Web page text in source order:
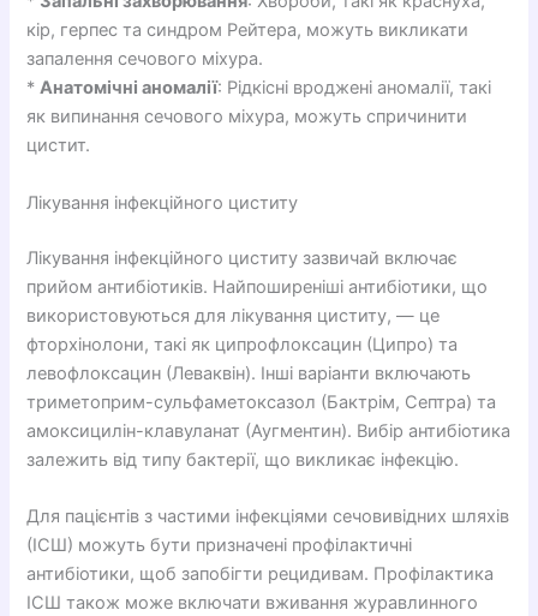
кір, герпес та синдром Рейтера, можуть викликати
запалення сечового міхура.
*Анатомічні аномалії: Рідкісні вроджені аномалії, такі
як випинання сечового міхура, можуть спричинити
цистит.
Лікування інфекційного циститу
Лікування інфекційного циститу зазвичай включає
прийом антибіотиків. Найпоширеніші антибіотики, що
використовуються для лікування циститу, — це
фторхінолони, такі як ципрофлоксацин (Ципро) та
левофлоксацин (Леваквін). Інші варіанти включають
триметоприм-сульфаметоксазол (Бактрім, Септра) та
амоксицилін-клавуланат (Аугментин). Вибір антибіотика
залежить від типу бактерії, що викликає інфекцію.
Для пацієнтів з частими інфекціями сечовивідних шляхів
(ІСШ) можуть бути призначені профілактичні
антибіотики, щоб запобігти рецидивам. Профілактика
ІСШ також може включати вживання журавлинного